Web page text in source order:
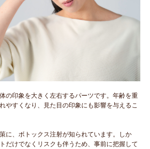
の印象を大きく左右するパーツです。年齢を重
やすくなり、見た目の印象にも影響を与えるこ
に、ボトックス注射が知られています。しか
だけでなくリスクも伴うため、事前に把握して